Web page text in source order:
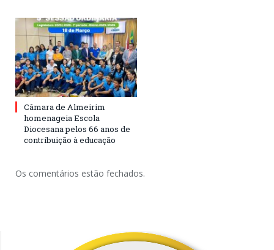
Câmara de Almeirim
homenageia Escola
Diocesana pelos 66 anos de
contribuição à educação
Os comentários estão fechados.